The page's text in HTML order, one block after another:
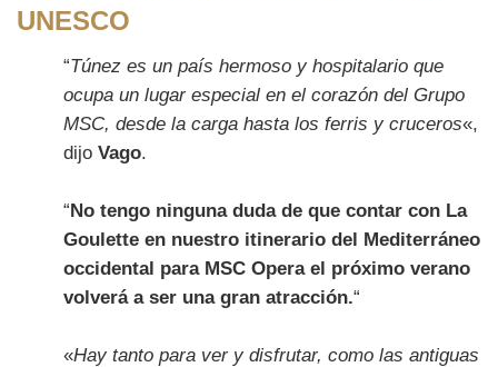
UNESCO
“Túnez es un país hermoso y hospitalario que
ocupa un lugar especial en el corazón del Grupo
MSC, desde la carga hasta los ferris y cruceros«,
dijoVago.
“No tengo ninguna duda de que contar con La
Goulette en nuestro itinerario del Mediterráneo
occidental para MSC Opera el próximo verano
volverá a ser una gran atracción.“
«Hay tanto para ver y disfrutar, como las antiguas